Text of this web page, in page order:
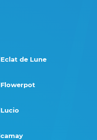
Pobjednik · tra 2025
Eclat de Lune
Flowerpot
Lucio
camay